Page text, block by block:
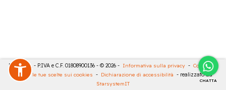
CHATTA
RIVA SRL - P.IVA e C.F. 01808900136 - © 2026 - Informativa sulla privacy - Cookies
Rivedi le tue scelte sui cookies - Dichiarazione di accessibilità - realizzato da
StarsystemIT